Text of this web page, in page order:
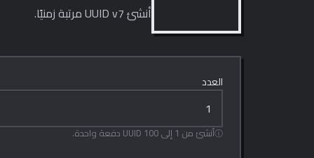
أنشئ UUID v7 مرتبة زمنيًا.
العدد
أنشئ من 1 إلى 100 UUID دفعة واحدة.